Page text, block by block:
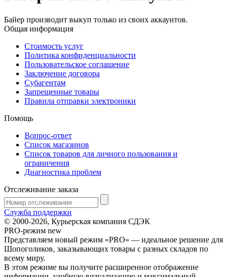
Байер производит выкуп только из своих аккаунтов.
Общая информация
Стоимость услуг
Политика конфиденциальности
Пользовательское соглашение
Заключение договора
Субагентам
Запрещенные товары
Правила отправки электроники
Помощь
Вопрос-ответ
Список магазинов
Список товаров для личного пользования и
ограничения
Диагностика проблем
Отслеживание заказа
Служба поддержки
© 2000-2026, Курьерская компания СДЭК
PRO-режим new
Представляем новый режим «PRO» — идеальное решение для
Шопоголиков, заказывающих товары с разных складов по
всему миру.
В этом режиме вы получите расширенное отображение